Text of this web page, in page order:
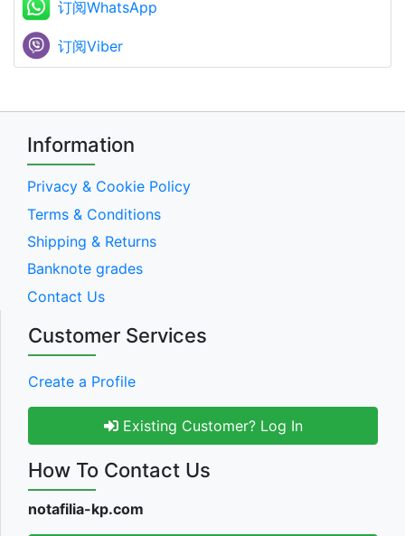
订阅WhatsApp
订阅Viber
Information
Privacy & Cookie Policy
Terms & Conditions
Shipping & Returns
Banknote grades
Contact Us
Customer Services
Create a Profile
Existing Customer? Log In
How To Contact Us
notafilia-kp.com